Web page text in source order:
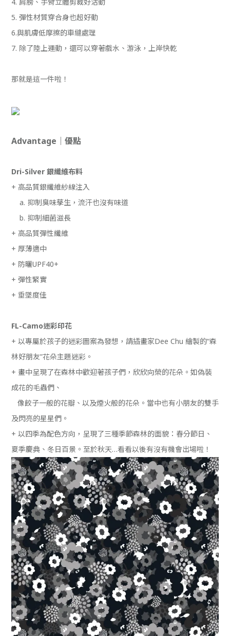
4. 肩膀、手臂立體剪裁好活動
5. 彈性材質穿合身也超好動
6.與肌膚低摩擦的車縫處理
7. 除了陸上運動，還可以穿著戲水、游泳，上岸快乾
那就是這一件啦！
Advantage｜優點
Dri-Silver 銀纖維布料
+ 高品質銀纖維紗線注入
a. 抑制臭味孳生，流汗也沒有味道
b. 抑制細菌滋長
+ 高品質彈性纖維
+ 厚薄適中
+ 防曬UPF40+
+ 彈性緊實
+ 垂墜度佳
FL-Camo迷彩印花
+ 以專屬於孩子的迷彩圖案為發想，請插畫家Dee Chu 繪製的“森
林好朋友”花朵主題迷彩。
+ 畫中呈現了在森林中歡迎著孩子們，欣欣向榮的花朵。如偽裝
成花的毛蟲們、
像餃子一般的花瓣、以及煙火般的花朵。當中也有小朋友的雙手
及閃亮的星星們。
+ 以四季為配色方向，呈現了三種季節森林的面貌：春分節日、
夏季慶典、冬日百景。至於秋天…看看以後有沒有機會出場啦！